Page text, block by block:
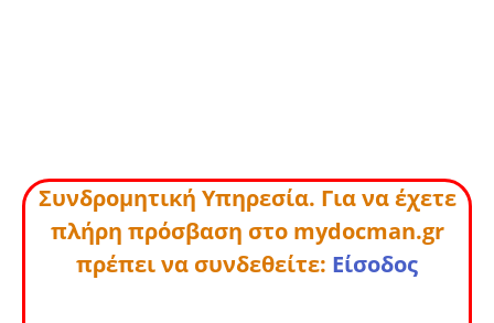
Συνδρομητική Υπηρεσία. Για να έχετε
πλήρη πρόσβαση στο mydocman.gr
πρέπει να συνδεθείτε: Είσοδος